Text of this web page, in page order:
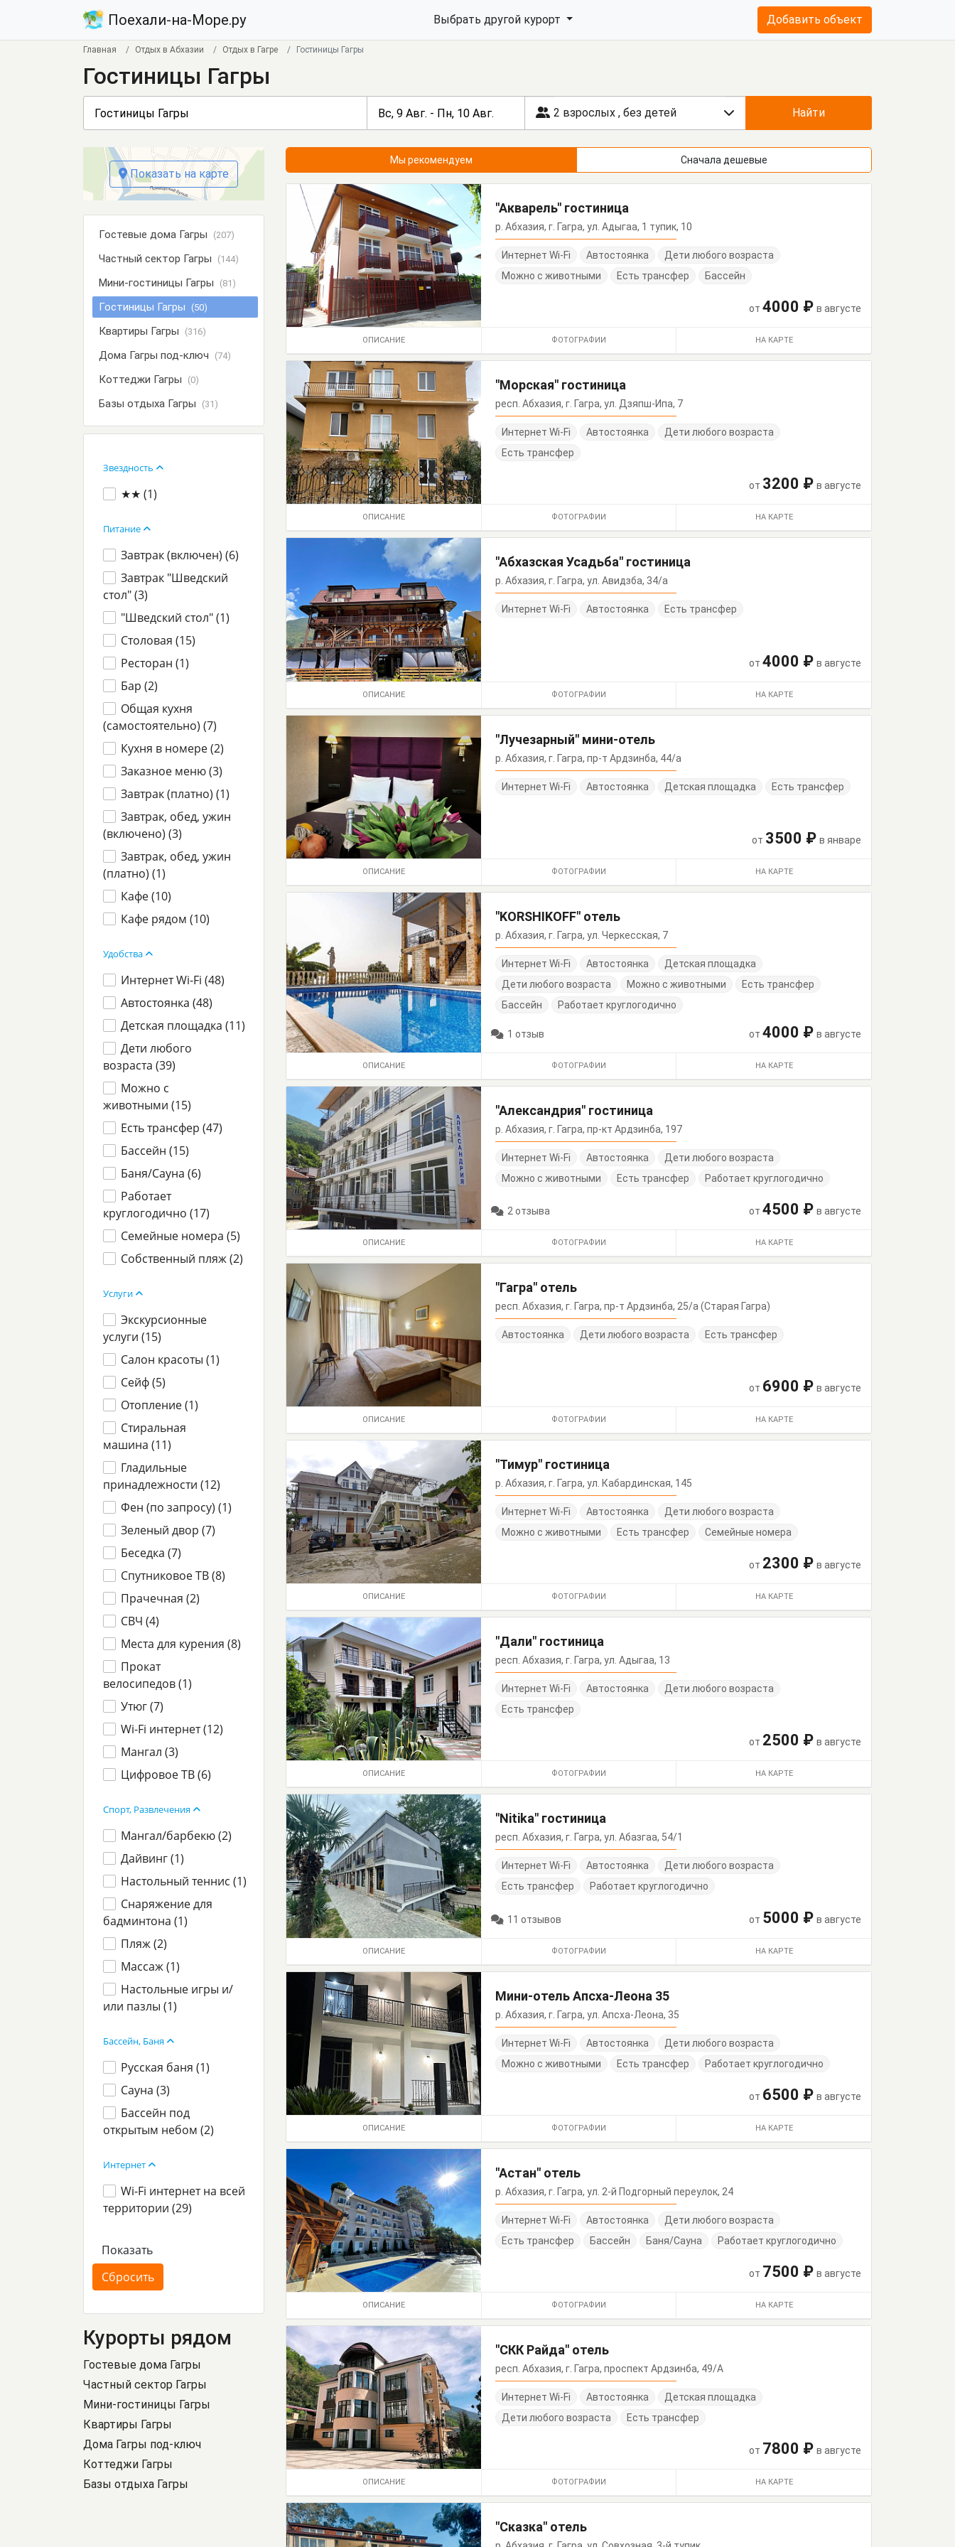
Поехали-на-Море.ру Выбрать другой курорт Добавить объект
Главная Отдых в Абхазии Отдых в Гагре Гостиницы Гагры
Гостиницы Гагры
2 взрослых , без детей Найти
Мы рекомендуем Сначала дешевые
"Акварель" гостиница
р. Абхазия, г. Гагра, ул. Адыгаа, 1 тупик, 10
Интернет Wi-Fi Автостоянка
Дети любого возраста
Можно с животными
Есть трансфер Бассейн
от 4000 ₽ в августе
ОПИСАНИЕ ФОТОГРАФИИ НА КАРТЕ
"Морская" гостиница
респ. Абхазия, г. Гагра, ул. Дзяпш-Ипа, 7
Интернет Wi-Fi Автостоянка
Дети любого возраста
Есть трансфер
от 3200 ₽ в августе
ОПИСАНИЕ ФОТОГРАФИИ НА КАРТЕ
"Абхазская Усадьба" гостиница
р. Абхазия, г. Гагра, ул. Авидзба, 34/а
Интернет Wi-Fi Автостоянка Есть трансфер
от 4000 ₽ в августе
ОПИСАНИЕ ФОТОГРАФИИ НА КАРТЕ
"Лучезарный" мини-отель
р. Абхазия, г. Гагра, пр-т Ардзинба, 44/а
Интернет Wi-Fi Автостоянка Детская площадка Есть трансфер
от 3500 ₽ в январе
ОПИСАНИЕ ФОТОГРАФИИ НА КАРТЕ
"KORSHIKOFF" отель
р. Абхазия, г. Гагра, ул. Черкесская, 7
Интернет Wi-Fi Автостоянка
Детская площадка
Дети любого возраста
Можно с животными
Есть трансфер
Бассейн
Работает круглогодично
1 отзыв от 4000 ₽ в августе
ОПИСАНИЕ ФОТОГРАФИИ НА КАРТЕ
"Александрия" гостиница
р. Абхазия, г. Гагра, пр-кт Ардзинба, 197
Интернет Wi-Fi Автостоянка
Дети любого возраста
Можно с животными
Есть трансфер Работает круглогодично
2 отзыва от 4500 ₽ в августе
ОПИСАНИЕ ФОТОГРАФИИ НА КАРТЕ
"Гагра" отель
респ. Абхазия, г. Гагра, пр-т Ардзинба, 25/а (Старая Гагра)
Автостоянка Дети любого возраста Есть трансфер
от 6900 ₽ в августе
ОПИСАНИЕ ФОТОГРАФИИ НА КАРТЕ
"Тимур" гостиница
р. Абхазия, г. Гагра, ул. Кабардинская, 145
Интернет Wi-Fi Автостоянка
Дети любого возраста
Можно с животными
Есть трансфер Семейные номера
от 2300 ₽ в августе
ОПИСАНИЕ ФОТОГРАФИИ НА КАРТЕ
"Дали" гостиница
респ. Абхазия, г. Гагра, ул. Адыгаа, 13
Интернет Wi-Fi Автостоянка
Дети любого возраста
Есть трансфер
от 2500 ₽ в августе
ОПИСАНИЕ ФОТОГРАФИИ НА КАРТЕ
"Nitika" гостиница
респ. Абхазия, г. Гагра, ул. Абазгаа, 54/1
Интернет Wi-Fi Автостоянка
Дети любого возраста
Есть трансфер
Работает круглогодично
11 отзывов от 5000 ₽ в августе
ОПИСАНИЕ ФОТОГРАФИИ НА КАРТЕ
Мини-отель Апсха-Леона 35
р. Абхазия, г. Гагра, ул. Апсха-Леона, 35
Интернет Wi-Fi Автостоянка
Дети любого возраста
Можно с животными
Есть трансфер Работает круглогодично
от 6500 ₽ в августе
ОПИСАНИЕ ФОТОГРАФИИ НА КАРТЕ
"Астан" отель
р. Абхазия, г. Гагра, ул. 2-й Подгорный переулок, 24
Интернет Wi-Fi Автостоянка
Дети любого возраста
Есть трансфер
Бассейн Баня/Сауна Работает круглогодично
от 7500 ₽ в августе
ОПИСАНИЕ ФОТОГРАФИИ НА КАРТЕ
"СКК Райда" отель
респ. Абхазия, г. Гагра, проспект Ардзинба, 49/А
Интернет Wi-Fi Автостоянка
Детская площадка
Дети любого возраста
Есть трансфер
от 7800 ₽ в августе
ОПИСАНИЕ ФОТОГРАФИИ НА КАРТЕ
"Сказка" отель
Показать на карте
Гостевые дома Гагры (207)
Частный сектор Гагры (144)
Мини-гостиницы Гагры (81)
Гостиницы Гагры (50)
Квартиры Гагры (316)
Дома Гагры под-ключ (74)
Коттеджи Гагры (0)
Базы отдыха Гагры (31)
Звездность
★★ (1)
Питание
Завтрак (включен) (6)
Завтрак "Шведский
стол" (3)
"Шведский стол" (1)
Столовая (15)
Ресторан (1)
Бар (2)
Общая кухня
(самостоятельно) (7)
Кухня в номере (2)
Заказное меню (3)
Завтрак (платно) (1)
Завтрак, обед, ужин
(включено) (3)
Завтрак, обед, ужин
(платно) (1)
Кафе (10)
Кафе рядом (10)
Удобства
Интернет Wi-Fi (48)
Автостоянка (48)
Детская площадка (11)
Дети любого
возраста (39)
Можно с
животными (15)
Есть трансфер (47)
Бассейн (15)
Баня/Сауна (6)
Работает
круглогодично (17)
Семейные номера (5)
Собственный пляж (2)
Услуги
Экскурсионные
услуги (15)
Салон красоты (1)
Сейф (5)
Отопление (1)
Стиральная
машина (11)
Гладильные
принадлежности (12)
Фен (по запросу) (1)
Зеленый двор (7)
Беседка (7)
Спутниковое ТВ (8)
Прачечная (2)
СВЧ (4)
Места для курения (8)
Прокат
велосипедов (1)
Утюг (7)
Wi-Fi интернет (12)
Мангал (3)
Цифровое ТВ (6)
Спорт, Развлечения
Мангал/барбекю (2)
Дайвинг (1)
Настольный теннис (1)
Снаряжение для
бадминтона (1)
Пляж (2)
Массаж (1)
Настольные игры и/
или пазлы (1)
Бассейн, Баня
Русская баня (1)
Сауна (3)
Бассейн под
открытым небом (2)
Интернет
Wi-Fi интернет на всей
территории (29)
Курорты рядом
Гостевые дома Гагры
Частный сектор Гагры
Мини-гостиницы Гагры
Квартиры Гагры
Дома Гагры под-ключ
Коттеджи Гагры
Базы отдыха Гагры